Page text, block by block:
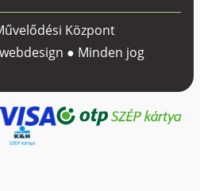
Központ
● Minden jog